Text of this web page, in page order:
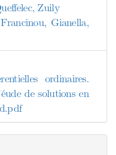
Zuily
Gianella,
ordinaires.
de solutions en